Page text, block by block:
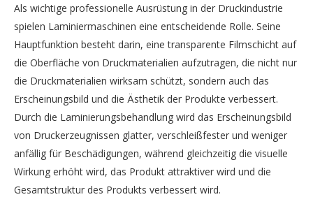
Als wichtige professionelle Ausrüstung in der Druckindustrie
spielen Laminiermaschinen eine entscheidende Rolle. Seine
Hauptfunktion besteht darin, eine transparente Filmschicht auf
die Oberfläche von Druckmaterialien aufzutragen, die nicht nur
die Druckmaterialien wirksam schützt, sondern auch das
Erscheinungsbild und die Ästhetik der Produkte verbessert.
Durch die Laminierungsbehandlung wird das Erscheinungsbild
von Druckerzeugnissen glatter, verschleißfester und weniger
anfällig für Beschädigungen, während gleichzeitig die visuelle
Wirkung erhöht wird, das Produkt attraktiver wird und die
Gesamtstruktur des Produkts verbessert wird.